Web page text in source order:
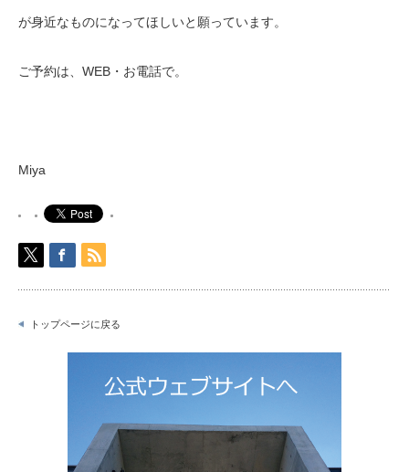
が身近なものになってほしいと願っています。
ご予約は、WEB・お電話で。
Miya
トップページに戻る